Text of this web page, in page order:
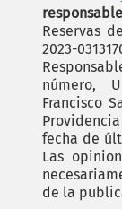
Reservas
2023-
número,
Francisco
fecha de
Las
de la